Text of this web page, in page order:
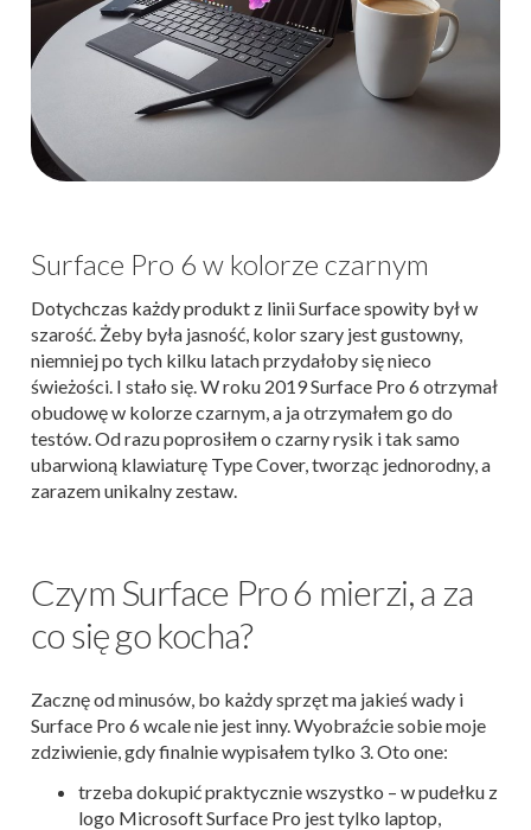
Surface Pro 6 w kolorze czarnym
Dotychczas każdy produkt z linii Surface spowity był w
szarość. Żeby była jasność, kolor szary jest gustowny,
niemniej po tych kilku latach przydałoby się nieco
świeżości. I stało się. W roku 2019 Surface Pro 6 otrzymał
obudowę w kolorze czarnym, a ja otrzymałem go do
testów. Od razu poprosiłem o czarny rysik i tak samo
ubarwioną klawiaturę Type Cover, tworząc jednorodny, a
zarazem unikalny zestaw.
Czym Surface Pro 6 mierzi, a za
co się go kocha?
Zacznę od minusów, bo każdy sprzęt ma jakieś wady i
Surface Pro 6 wcale nie jest inny. Wyobraźcie sobie moje
zdziwienie, gdy finalnie wypisałem tylko 3. Oto one:
trzeba dokupić praktycznie wszystko – w pudełku z
logo Microsoft Surface Pro jest tylko laptop,